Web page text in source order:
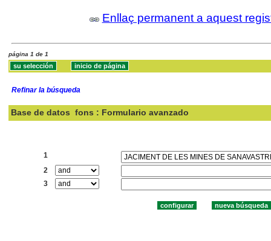
Enllaç permanent a aquest
página 1 de 1
Refinar la búsqueda
Base de datos fons : Formulario avanzado
1
2
3